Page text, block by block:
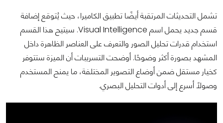
تشمل التحديثات المرتقبة أيضًا تطبيق الكاميرا، حيث يُتوقع إضافة
قسم جديد يحمل اسم Visual Intelligence. سيتيح هذا القسم
استخدام قدرات تحليل الصور والتعرف على العناصر الظاهرة داخل
المشهد بصورة أكثر وضوحًا. أوضحت التسريبات أن الميزة ستتوفر
كخيار مستقل ضمن أوضاع التصوير المختلفة، ما يمنح المستخدم
وصولًا أسرع إلى أدوات التحليل البصري.